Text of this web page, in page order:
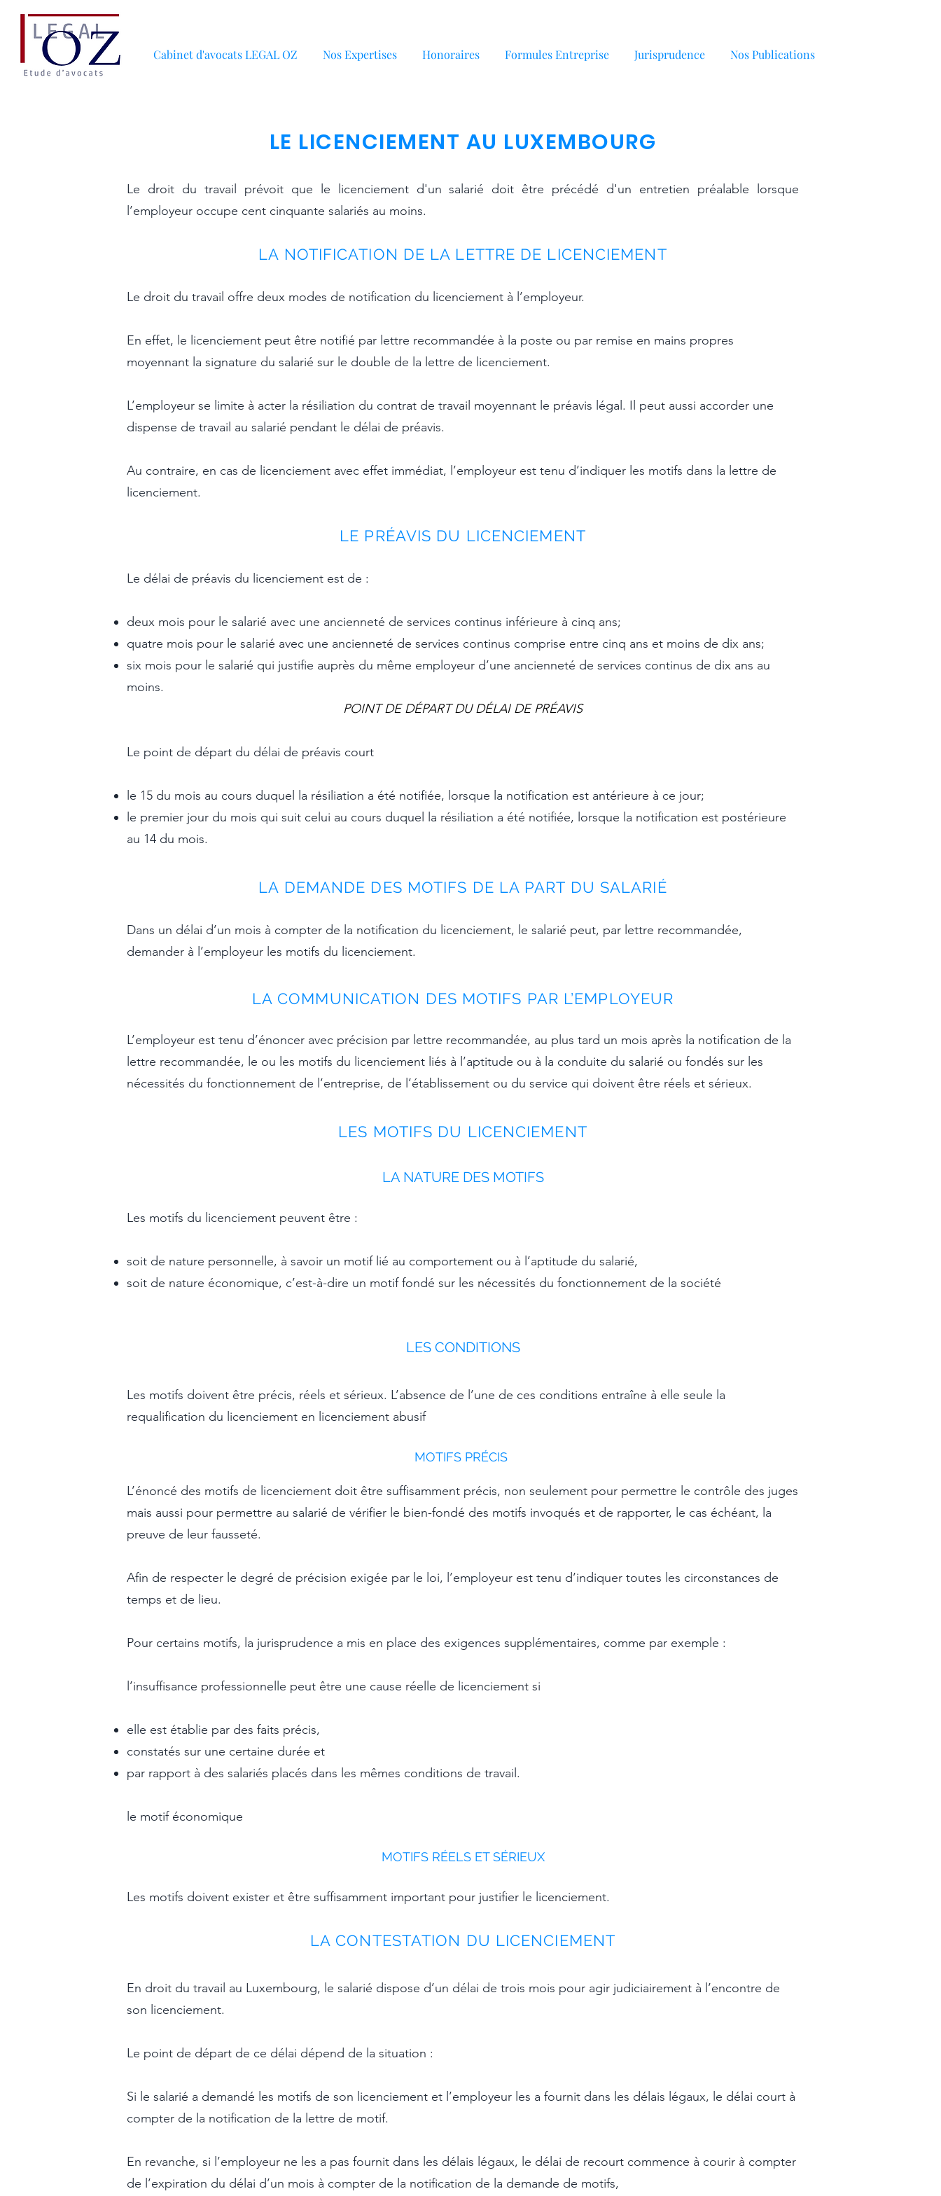
Cabinet d'avocats LEGAL OZ Nos Expertises Honoraires Formules Entreprise Jurisprudence Nos Publications
LE LICENCIEMENT AU LUXEMBOURG
Le droit du travail prévoit que le licenciement d'un salarié doit être précédé d'un entretien préalable lorsque
l’employeur occupe cent cinquante salariés au moins.
LA NOTIFICATION DE LA LETTRE DE LICENCIEMENT
Le droit du travail offre deux modes de notification du licenciement à l’employeur.
En effet, le licenciement peut être notifié par lettre recommandée à la poste ou par remise en mains propres
moyennant la signature du salarié sur le double de la lettre de licenciement.
L’employeur se limite à acter la résiliation du contrat de travail moyennant le préavis légal. Il peut aussi accorder une
dispense de travail au salarié pendant le délai de préavis.
Au contraire, en cas de licenciement avec effet immédiat, l’employeur est tenu d’indiquer les motifs dans la lettre de
licenciement.
LE PRÉAVIS DU LICENCIEMENT
Le délai de préavis du licenciement est de :
deux mois pour le salarié avec une ancienneté de services continus inférieure à cinq ans;
quatre mois pour le salarié avec une ancienneté de services continus comprise entre cinq ans et moins de dix ans;
six mois pour le salarié qui justifie auprès du même employeur d’une ancienneté de services continus de dix ans au
moins.
POINT DE DÉPART DU DÉLAI DE PRÉAVIS
Le point de départ du délai de préavis court
le 15 du mois au cours duquel la résiliation a été notifiée, lorsque la notification est antérieure à ce jour;
le premier jour du mois qui suit celui au cours duquel la résiliation a été notifiée, lorsque la notification est postérieure
au 14 du mois.
LA DEMANDE DES MOTIFS DE LA PART DU SALARIÉ
Dans un délai d’un mois à compter de la notification du licenciement, le salarié peut, par lettre recommandée,
demander à l’employeur les motifs du licenciement.
LA COMMUNICATION DES MOTIFS PAR L’EMPLOYEUR
L’employeur est tenu d’énoncer avec précision par lettre recommandée, au plus tard un mois après la notification de la
lettre recommandée, le ou les motifs du licenciement liés à l’aptitude ou à la conduite du salarié ou fondés sur les
nécessités du fonctionnement de l’entreprise, de l’établissement ou du service qui doivent être réels et sérieux.
LES MOTIFS DU LICENCIEMENT
LA NATURE DES MOTIFS
Les motifs du licenciement peuvent être :
soit de nature personnelle, à savoir un motif lié au comportement ou à l’aptitude du salarié,
soit de nature économique, c’est-à-dire un motif fondé sur les nécessités du fonctionnement de la société
LES CONDITIONS
Les motifs doivent être précis, réels et sérieux. L’absence de l’une de ces conditions entraîne à elle seule la
requalification du licenciement en licenciement abusif
MOTIFS PRÉCIS
L’énoncé des motifs de licenciement doit être suffisamment précis, non seulement pour permettre le contrôle des juges
mais aussi pour permettre au salarié de vérifier le bien-fondé des motifs invoqués et de rapporter, le cas échéant, la
preuve de leur fausseté.
Afin de respecter le degré de précision exigée par le loi, l’employeur est tenu d’indiquer toutes les circonstances de
temps et de lieu.
Pour certains motifs, la jurisprudence a mis en place des exigences supplémentaires, comme par exemple :
l’insuffisance professionnelle peut être une cause réelle de licenciement si
elle est établie par des faits précis,
constatés sur une certaine durée et
par rapport à des salariés placés dans les mêmes conditions de travail.
le motif économique
MOTIFS RÉELS ET SÉRIEUX
Les motifs doivent exister et être suffisamment important pour justifier le licenciement.
LA CONTESTATION DU LICENCIEMENT
En droit du travail au Luxembourg, l e salarié dispose d’un délai de trois mois pour agir judiciairement à l’encontre de
son licenciement.
Le point de départ de ce délai dépend de la situation :
Si le salarié a demandé les motifs de son licenciement et l’employeur les a fournit dans les délais légaux, le délai court à
compter de la notification de la lettre de motif.
En revanche, si l’employeur ne les a pas fournit dans les délais légaux, le délai de recourt commence à courir à compter
de l’expiration du délai d’un mois à compter de la notification de la demande de motifs,